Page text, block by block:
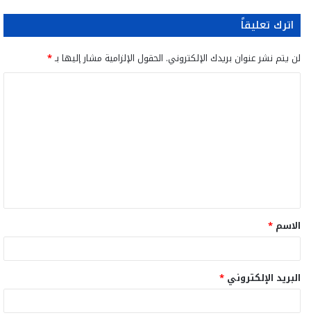
اترك تعليقاً
لن يتم نشر عنوان بريدك الإلكتروني. الحقول الإلزامية مشار إليها بـ*
ق
*
الاسم *
البريد الإلكتروني *